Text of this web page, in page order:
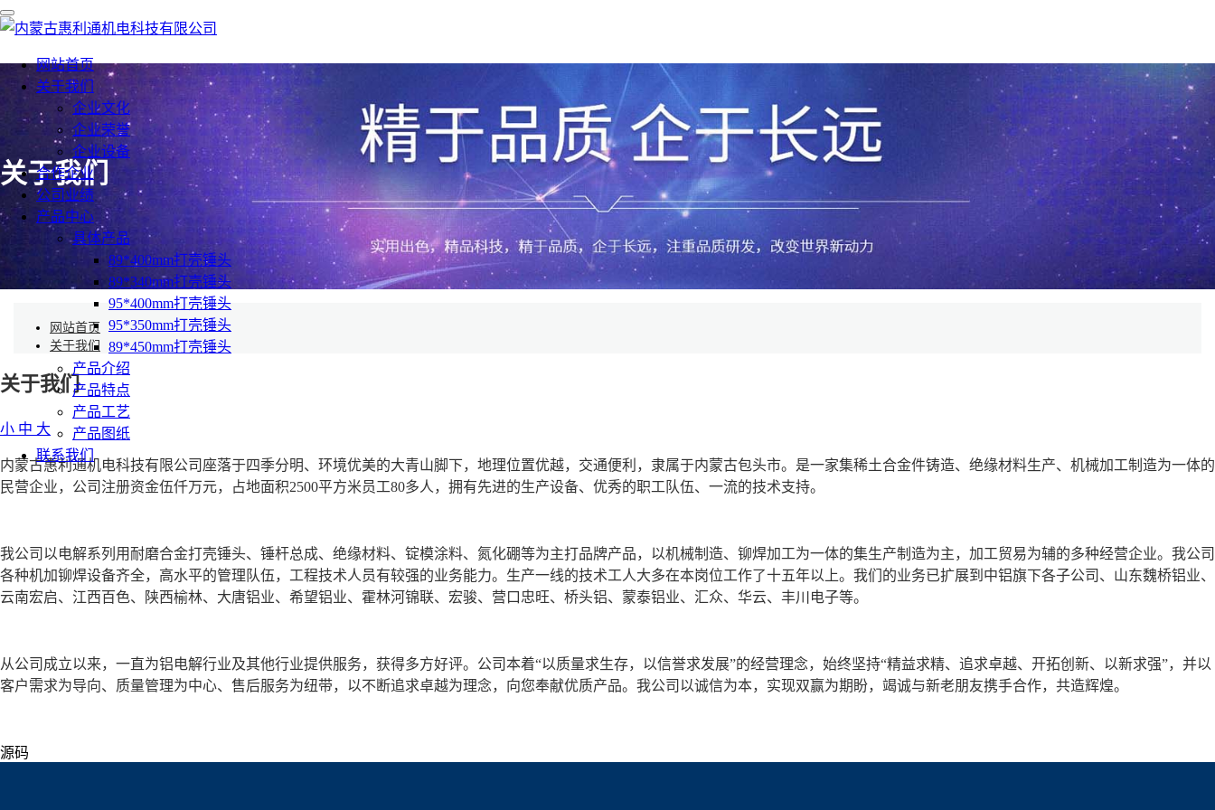
内
蒙
科
技
限
网站首页
关于我们
企业文化
企业荣誉
企业设备
合作企业
公司业绩
产品中心
具体产品
89*400mm打壳锤头
89*340mm打壳锤头
95*400mm打壳锤头
95*350mm打壳锤头
89*450mm打壳锤头
产品介绍
产品特点
产品工艺
产品图纸
联系我们
关于我们
网站首页
关于我们
关于我们
小 中 大
内蒙古惠利通机电科技有限公司座落于四季分明、环境优美的大青山脚下，地理位置优越，交通便利，隶属于内蒙古包头市。是一家集稀土合金件铸造、绝缘材料生产、机械加工制造为一体的
民营企业，公司注册资金伍仟万元，占地面积2500平方米员工80多人，拥有先进的生产设备、优秀的职工队伍、一流的技术支持。
我公司以电解系列用耐磨合金打壳锤头、锤杆总成、绝缘材料、锭模涂料、氮化硼等为主打品牌产品，以机械制造、铆焊加工为一体的集生产制造为主，加工贸易为辅的多种经营企业。我公司
各种机加铆焊设备齐全，高水平的管理队伍，工程技术人员有较强的业务能力。生产一线的技术工人大多在本岗位工作了十五年以上。我们的业务已扩展到中铝旗下各子公司、山东魏桥铝业、
云南宏启、江西百色、陕西榆林、大唐铝业、希望铝业、霍林河锦联、宏骏、营口忠旺、桥头铝、蒙泰铝业、汇众、华云、丰川电子等。
从公司成立以来，一直为铝电解行业及其他行业提供服务，获得多方好评。公司本着“以质量求生存，以信誉求发展”的经营理念，始终坚持“精益求精、追求卓越、开拓创新、以新求强”，并以
客户需求为导向、质量管理为中心、售后服务为纽带，以不断追求卓越为理念，向您奉献优质产品。我公司以诚信为本，实现双赢为期盼，竭诚与新老朋友携手合作，共造辉煌。
源码